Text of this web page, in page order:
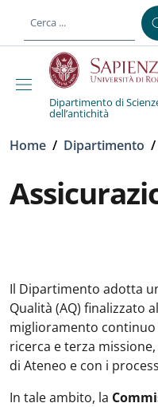
al contenuto
Dipartimento di
dell’antichità
Briciole di pane
Home / Dipartimento /
Il Dipartimento adotta
Qualità (AQ) finalizzato
miglioramento
ricerca e terza
di Ateneo e con i
In tale ambito, la